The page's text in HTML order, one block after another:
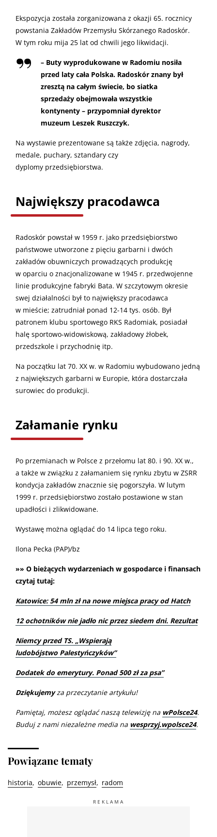
Ekspozycja została zorganizowana z okazji 65. rocznicy
powstania Zakładów Przemysłu Skórzanego Radoskór.
W tym roku mija 25 lat od chwili jego likwidacji.
– Buty wyprodukowane w Radomiu nosiła
przed laty cała Polska. Radoskór znany był
zresztą na całym świecie, bo siatka
sprzedaży obejmowała wszystkie
kontynenty – przypomniał dyrektor
muzeum Leszek Ruszczyk.
Na wystawie prezentowane są także zdjęcia, nagrody,
medale, puchary, sztandary czy
dyplomy przedsiębiorstwa.
Największy pracodawca
Radoskór powstał w 1959 r. jako przedsiębiorstwo
państwowe utworzone z pięciu garbarni i dwóch
zakładów obuwniczych prowadzących produkcję
w oparciu o znacjonalizowane w 1945 r. przedwojenne
linie produkcyjne fabryki Bata. W szczytowym okresie
swej działalności był to największy pracodawca
w mieście; zatrudniał ponad 12-14 tys. osób. Był
patronem klubu sportowego RKS Radomiak, posiadał
halę sportowo-widowiskową, zakładowy żłobek,
przedszkole i przychodnię itp.
Na początku lat 70. XX w. w Radomiu wybudowano jedną
z największych garbarni w Europie, która dostarczała
surowiec do produkcji.
Załamanie rynku
Po przemianach w Polsce z przełomu lat 80. i 90. XX w.,
a także w związku z załamaniem się rynku zbytu w ZSRR
kondycja zakładów znacznie się pogorszyła. W lutym
1999 r. przedsiębiorstwo zostało postawione w stan
upadłości i zlikwidowane.
Wystawę można oglądać do 14 lipca tego roku.
Ilona Pecka (PAP)/bz
»» O bieżących wydarzeniach w gospodarce i finansach
czytaj tutaj:
Katowice: 54 mln zł na nowe miejsca pracy od Hatch
12 ochotników nie jadło nic przez siedem dni. Rezultat
Niemcy przed TS. „Wspierają
ludobójstwo Palestyńczyków”
Dodatek do emerytury. Ponad 500 zł za psa”
Dziękujemyza przeczytanie artykułu!
Pamiętaj, możesz oglądać naszą telewizję na wPolsce24.
Buduj z nami niezależne media na wesprzyj.wpolsce24.
Powiązane tematy
historia obuwie przemysł radom